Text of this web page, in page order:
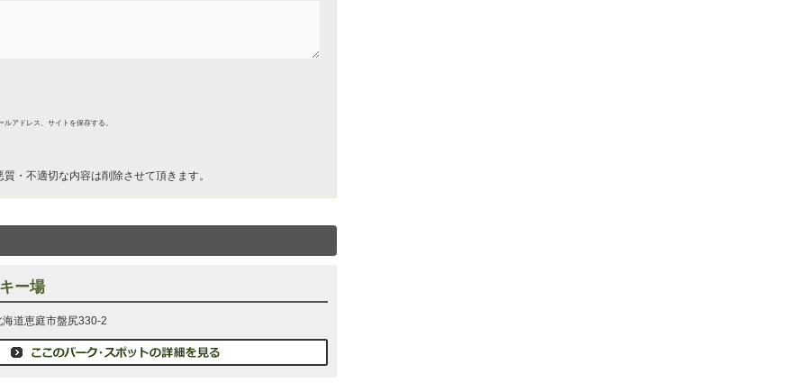
アドレス、サイトを保存する。
・不適切な内容は削除させて頂きます。
ー場
道恵庭市盤尻330-2